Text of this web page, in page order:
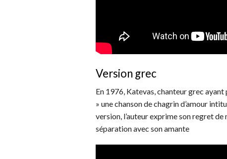
Version grec
En 1976, Katevas, chanteur grec
» une chanson de chagrin d’amour
version, l’auteur exprime son regret
séparation avec son amante